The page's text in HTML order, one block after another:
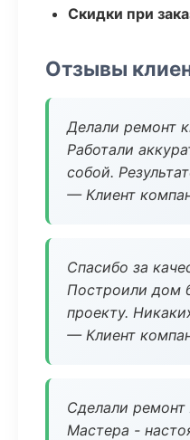
Скидки при
Отзывы
Делали ремонт
Работали
собой.
— Клиент
Спасибо за
Построили дом
проекту.
— Клиент
Сделали
Мастера -